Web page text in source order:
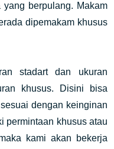
yang berpulang. Makam
dipemakam khusus
stadart dan ukuran
khusus. Disini bisa
dengan keinginan
permintaan khusus atau
kami akan bekerja